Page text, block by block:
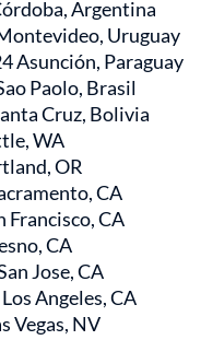
Argentina
Uruguay
Asunción, Paraguay
Paolo, Brasil
Cruz, Bolivia
WA
OR
CA
Francisco, CA
CA
Jose, CA
Angeles, CA
Vegas, NV